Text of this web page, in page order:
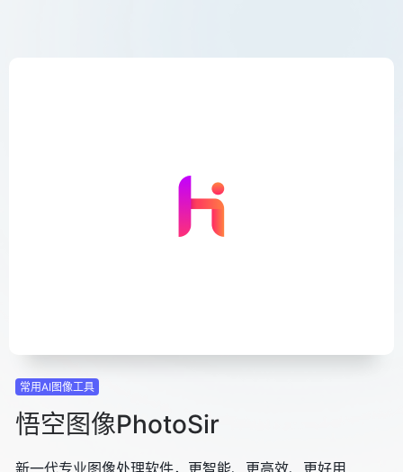
常用AI图像工具
悟空图像PhotoSir
新一代专业图像处理软件，更智能、更高效、更好用